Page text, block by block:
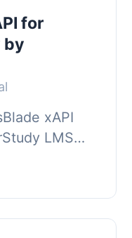
for
by
xAPI
LMS上
2004和
援...